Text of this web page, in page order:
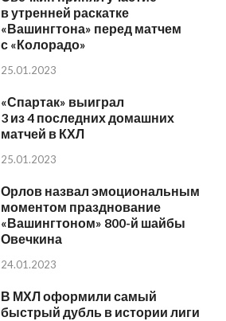
в утренней раскатке
«Вашингтона» перед матчем
с «Колорадо»
25.01.2023
«Спартак» выиграл
3 из 4 последних домашних
матчей в КХЛ
25.01.2023
Орлов назвал эмоциональным
моментом празднование
«Вашингтоном» 800-й шайбы
Овечкина
24.01.2023
В МХЛ оформили самый
быстрый дубль в истории лиги